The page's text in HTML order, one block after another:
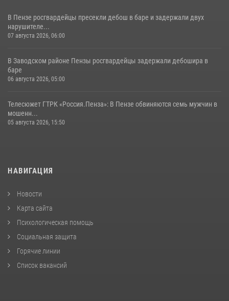
В Пензе росгвардейцы пресекли дебош в баре и задержали двух
нарушителе...
07 августа 2026, 06:00
В Заводском районе Пензы росгвардейцы задержали дебошира в
баре
06 августа 2026, 05:00
Телесюжет ГТРК «Россия.Пенза»: В Пензе обвиняются семь мужчин в
мошенн...
05 августа 2026, 15:50
НАВИГАЦИЯ
Новости
Карта сайта
Психологическая помощь
Социальная защита
Горячие линии
Список вакансий